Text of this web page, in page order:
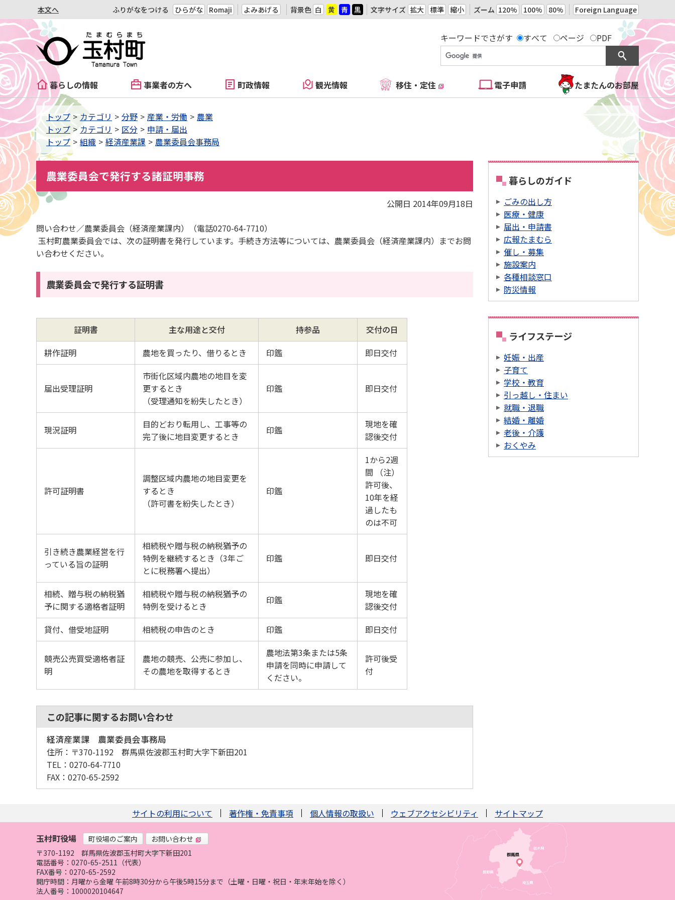
本文へ ふりがなをつける ひらがな Romaji よみあげる 背景色 白 黄 青 黒 文字サイズ 拡大 標準 縮小 ズーム 120% 100% 80% Foreign Language
キーワードでさがす すべて ページ PDF
暮らしの情報 事業者の方へ 町政情報 観光情報 移住・定住 電子申請 たまたんのお部屋
トップ カテゴリ 分野 産業・労働
農業
トップ
カテゴリ 区分
申請・届出
トップ
組織 経済産業課 農業委員会事務局
農業委員会で発行する諸証明事務
公開日 2014年09月18日
問い合わせ／農業委員会（経済産業課内）（電話0270-64-7710）
玉村町農業委員会では、次の証明書を発行しています。手続き方法等については、農業委員会（経済産業課内）までお問
い合わせください。
農業委員会で発行する証明書
証明書 主な用途と交付 持参品
交付の日
耕作証明
農地を買ったり、借りるとき 印鑑 即日交付
届出受理証明
市街化区域内農地の地目を変
更するとき
（受理通知を紛失したとき）
印鑑 即日交付
現況証明
目的どおり転用し、工事等の
完了後に地目変更するとき
印鑑
現地を確
認後交付
許可証明書
調整区域内農地の地目変更を
するとき
（許可書を紛失したとき）
印鑑
1から2週
間 （注）
許可後、
10年を経
過したも
のは不可
引き続き農業経営を行
っている旨の証明
相続税や贈与税の納税猶予の
特例を継続するとき（3年ご
とに税務署へ提出）
印鑑 即日交付
相続、贈与税の納税猶
予に関する適格者証明
相続税や贈与税の納税猶予の
特例を受けるとき
印鑑
現地を確
認後交付
貸付、借受地証明
相続税の申告のとき 印鑑 即日交付
競売公売買受適格者証
明
農地の競売、公売に参加し、
その農地を取得するとき
農地法第3条または5条
申請を同時に申請して
ください。
許可後受
付
この記事に関するお問い合わせ
経済産業課 農業委員会事務局
住所： 〒370-1192 群馬県佐波郡玉村町大字下新田201
TEL： 0270-64-7710
FAX： 0270-65-2592
暮らしのガイド
ごみの出し方
医療・健康
届出・申請書
広報たまむら
催し・募集
施設案内
各種相談窓口
防災情報
ライフステージ
妊娠・出産
子育て
学校・教育
引っ越し・住まい
就職・退職
結婚・離婚
老後・介護
おくやみ
サイトの利用について 著作権・免責事項 個人情報の取扱い ウェブアクセシビリティ サイトマップ
玉村町役場 町役場のご案内
お問い合わせ
〒370-1192
群馬県佐波郡玉村町大字下新田201
電話番号：0270-65-2511（代表）
FAX番号：0270-65-2592
開庁時間：月曜から金曜 午前8時30分から午後5時15分まで（土曜・日曜・祝日・年末年始を除く）
法人番号：1000020104647